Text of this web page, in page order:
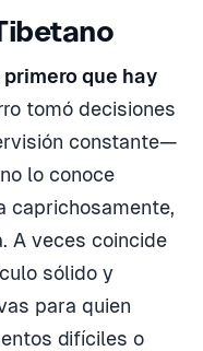
primero que hay
tomó decisiones
constante—
lo conoce
caprichosamente,
A veces coincide
sólido y
para quien
difíciles o